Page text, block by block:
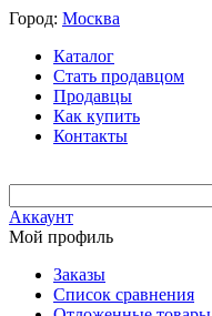
Город: Москва
Каталог
Стать продавцом
Продавцы
Как купить
Контакты
Аккаунт
Мой профиль
Заказы
Список сравнения